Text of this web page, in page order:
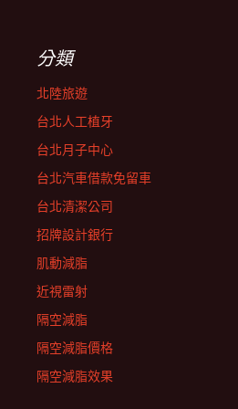
分類
北陸旅遊
台北人工植牙
台北月子中心
台北汽車借款免留車
台北清潔公司
招牌設計銀行
肌動減脂
近視雷射
隔空減脂
隔空減脂價格
隔空減脂效果